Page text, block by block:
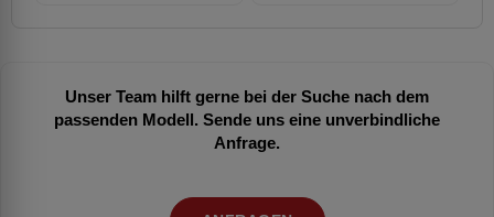
Unser Team hilft gerne bei der Suche nach dem
passenden Modell. Sende uns eine unverbindliche
Anfrage.